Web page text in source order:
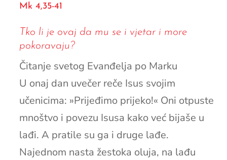
Mk 4,35-41
Tko li je ovaj da mu se i vjetar i more
pokoravaju?
Čitanje svetog Evanđelja po Marku
U onaj dan uvečer reče Isus svojim
učenicima: »Prijeđimo prijeko!« Oni otpuste
mnoštvo i povezu Isusa kako već bijaše u
lađi. A pratile su ga i druge lađe.
Najednom nasta žestoka oluja, na lađu